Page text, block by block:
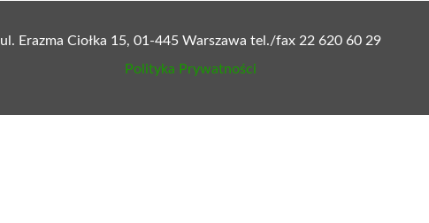
ul. Erazma Ciołka 15, 01-445 Warszawa tel./fax 22 620 60 29
Polityka Prywatności